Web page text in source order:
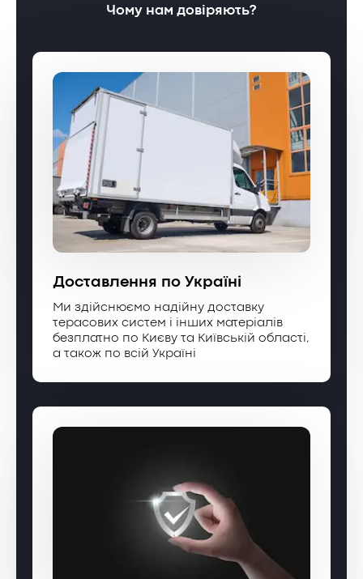
Чому нам довіряють?
Доставлення по Україні
Ми здійснюємо надійну доставку
терасових систем і інших матеріалів
безплатно по Києву та Київській області,
а також по всій Україні